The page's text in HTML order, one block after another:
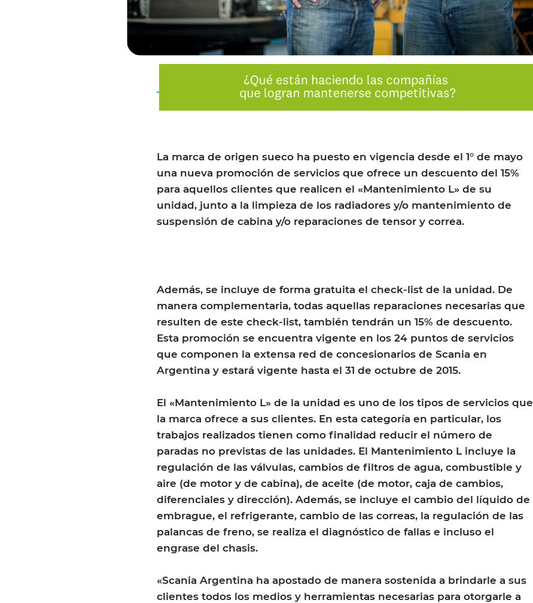
La marca de origen sueco ha puesto en vigencia desde el 1° de mayo
una nueva promoción de servicios que ofrece un descuento del 15%
para aquellos clientes que realicen el «Mantenimiento L» de su
unidad, junto a la limpieza de los radiadores y/o mantenimiento de
suspensión de cabina y/o reparaciones de tensor y correa.
Además, se incluye de forma gratuita el check-list de la unidad. De
manera complementaria, todas aquellas reparaciones necesarias que
resulten de este check-list, también tendrán un 15% de descuento.
Esta promoción se encuentra vigente en los 24 puntos de servicios
que componen la extensa red de concesionarios de Scania en
Argentina y estará vigente hasta el 31 de octubre de 2015.
El «Mantenimiento L» de la unidad es uno de los tipos de servicios que
la marca ofrece a sus clientes. En esta categoría en particular, los
trabajos realizados tienen como finalidad reducir el número de
paradas no previstas de las unidades. El Mantenimiento L incluye la
regulación de las válvulas, cambios de filtros de agua, combustible y
aire (de motor y de cabina), de aceite (de motor, caja de cambios,
diferenciales y dirección). Además, se incluye el cambio del líquido de
embrague, el refrigerante, cambio de las correas, la regulación de las
palancas de freno, se realiza el diagnóstico de fallas e incluso el
engrase del chasis.
«Scania Argentina ha apostado de manera sostenida a brindarle a sus
clientes todos los medios y herramientas necesarias para otorgarle a